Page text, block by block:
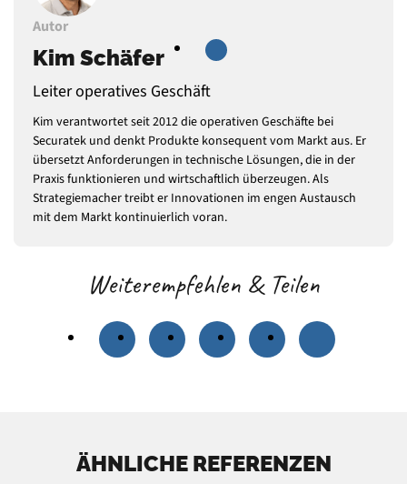
Autor
Kim Schäfer
Leiter operatives Geschäft
Kim verantwortet seit 2012 die operativen Geschäfte bei
Securatek und denkt Produkte konsequent vom Markt aus. Er
übersetzt Anforderungen in technische Lösungen, die in der
Praxis funktionieren und wirtschaftlich überzeugen. Als
Strategiemacher treibt er Innovationen im engen Austausch
mit dem Markt kontinuierlich voran.
Weiterempfehlen & Teilen
ÄHNLICHE REFERENZEN